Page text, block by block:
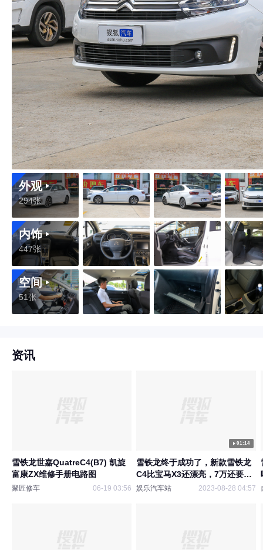
外观
294张
内饰
447张
空间
51张
资讯
雪铁龙世嘉QuatreC4(B7) 凯旋
富康ZX维修手册电路图
聚匠修车 06-19 03:56
01:14
雪铁龙终于成功了，新款雪铁龙
C4比宝马X3还漂亮，7万还要啥
飞度
娱乐汽车站 2023-08-28 04:57